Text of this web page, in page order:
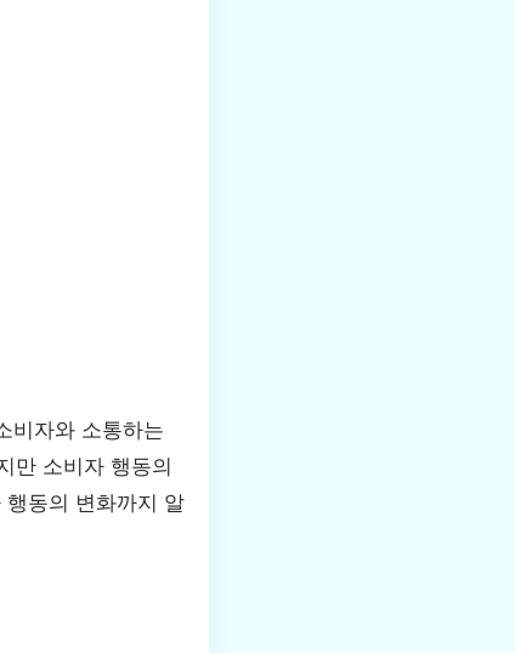
비자와 소통하는
만 소비자 행동의
동의 변화까지 알